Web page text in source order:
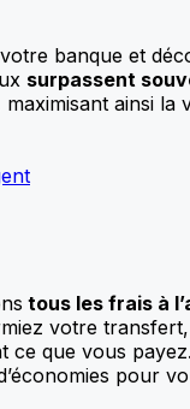
banque et
surpassent
maximisant ainsi la
tous les frais à
votre
ce que vous
pour